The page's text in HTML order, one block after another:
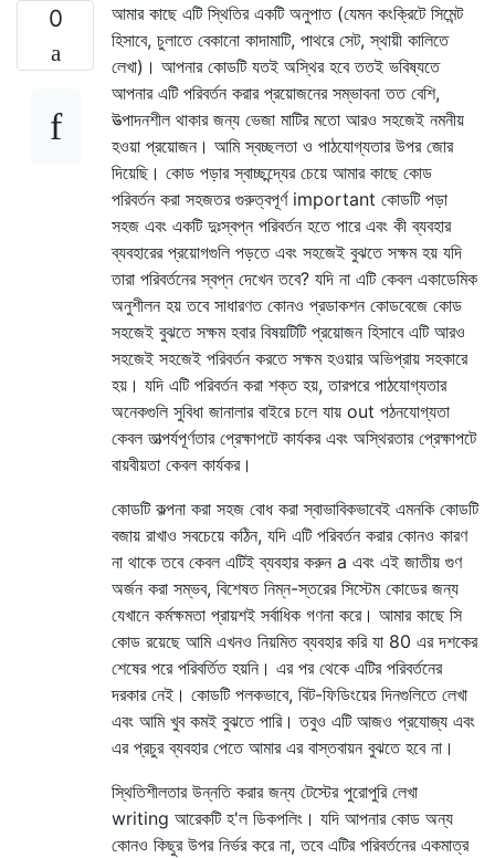
0
আমার কাছে এটি স্থিতির একটি অনুপাত (যেমন কংক্রিটে সিমেন্ট
হিসাবে, চুলাতে বেকানো কাদামাটি, পাথরে সেট, স্থায়ী কালিতে
লেখা)। আপনার কোডটি যতই অস্থির হবে ততই ভবিষ্যতে
আপনার এটি পরিবর্তন করার প্রয়োজনের সম্ভাবনা তত বেশি,
উত্পাদনশীল থাকার জন্য ভেজা মাটির মতো আরও সহজেই নমনীয়
হওয়া প্রয়োজন। আমি স্বচ্ছলতা ও পাঠযোগ্যতার উপর জোর
দিয়েছি। কোড পড়ার স্বাচ্ছন্দ্যের চেয়ে আমার কাছে কোড
পরিবর্তন করা সহজতর গুরুত্বপূর্ণ important কোডটি পড়া
সহজ এবং একটি দুঃস্বপ্ন পরিবর্তন হতে পারে এবং কী ব্যবহার
ব্যবহারের প্রয়োগগুলি পড়তে এবং সহজেই বুঝতে সক্ষম হয় যদি
তারা পরিবর্তনের স্বপ্ন দেখেন তবে? যদি না এটি কেবল একাডেমিক
অনুশীলন হয় তবে সাধারণত কোনও প্রডাকশন কোডবেজে কোড
সহজেই বুঝতে সক্ষম হবার বিষয়টিটি প্রয়োজন হিসাবে এটি আরও
সহজেই সহজেই পরিবর্তন করতে সক্ষম হওয়ার অভিপ্রায় সহকারে
হয়। যদি এটি পরিবর্তন করা শক্ত হয়, তারপরে পাঠযোগ্যতার
অনেকগুলি সুবিধা জানালার বাইরে চলে যায় out পঠনযোগ্যতা
কেবল তাত্পর্যপূর্ণতার প্রেক্ষাপটে কার্যকর এবং অস্থিরতার প্রেক্ষাপটে
বায়বীয়তা কেবল কার্যকর।
কোডটি কল্পনা করা সহজ বোধ করা স্বাভাবিকভাবেই এমনকি কোডটি
বজায় রাখাও সবচেয়ে কঠিন, যদি এটি পরিবর্তন করার কোনও কারণ
না থাকে তবে কেবল এটিই ব্যবহার করুন a এবং এই জাতীয় গুণ
অর্জন করা সম্ভব, বিশেষত নিম্ন-স্তরের সিস্টেম কোডের জন্য
যেখানে কর্মক্ষমতা প্রায়শই সর্বাধিক গণনা করে। আমার কাছে সি
কোড রয়েছে আমি এখনও নিয়মিত ব্যবহার করি যা 80 এর দশকের
শেষের পরে পরিবর্তিত হয়নি। এর পর থেকে এটির পরিবর্তনের
দরকার নেই। কোডটি পলকভাবে, বিট-ফিডিংয়ের দিনগুলিতে লেখা
এবং আমি খুব কমই বুঝতে পারি। তবুও এটি আজও প্রযোজ্য এবং
এর প্রচুর ব্যবহার পেতে আমার এর বাস্তবায়ন বুঝতে হবে না।
স্থিতিশীলতার উন্নতি করার জন্য টেস্টের পুরোপুরি লেখা
writing আরেকটি হ'ল ডিকপলিং। যদি আপনার কোড অন্য
কোনও কিছুর উপর নির্ভর করে না, তবে এটির পরিবর্তনের একমাত্র